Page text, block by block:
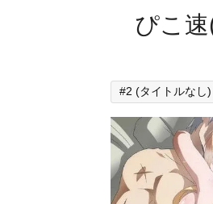
ぴこ
#2 (タイトルなし)